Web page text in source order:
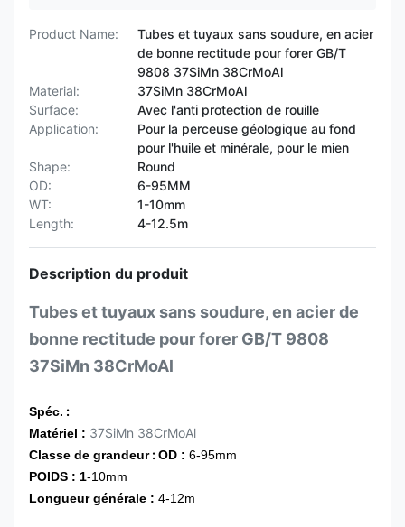
Product Name:
Tubes et tuyaux sans soudure, en acier
de bonne rectitude pour forer GB/T
9808 37SiMn 38CrMoAl
Material:
37SiMn 38CrMoAl
Surface:
Avec l'anti protection de rouille
Application:
Pour la perceuse géologique au fond
pour l'huile et minérale, pour le mien
Shape:
Round
OD:
6-95MM
WT:
1-10mm
Length:
4-12.5m
Description du produit
Tubes et tuyaux sans soudure, en acier de
bonne rectitude pour forer GB/T 9808
37SiMn 38CrMoAl
Spéc. :
Matériel : 37SiMn 38CrMoAl
Classe de grandeur :OD : 6-95mm
POIDS : 1-10mm
Longueur générale : 4-12m